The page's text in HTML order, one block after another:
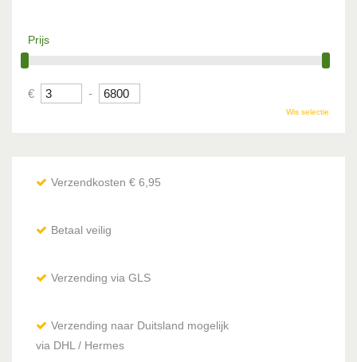
Prijs
€ -
Wis selectie
Verzendkosten € 6,95
Betaal veilig
Verzending via GLS
Verzending naar Duitsland mogelijk
via DHL / Hermes